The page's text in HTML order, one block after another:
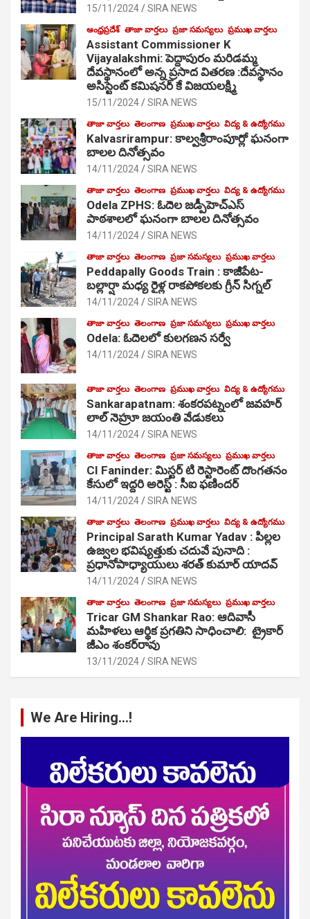
15/11/2024 SIRA NEWS
ఆంధ్రప్రదేశ్ తాజా వార్తలు ప్రజా సమస్యలు ప్రముఖ వార్తలు
Assistant Commissioner K
Vijayalakshmi: పెద్దాపురం మరిడమ్మ
దేవస్థానంలో అన్న ప్రసాద వితరణ :దేవస్థానం
అసిస్టెంట్ కమిషనర్ కే విజయలక్ష్మి
15/11/2024 SIRA NEWS
తాజా వార్తలు తెలంగాణ ప్రముఖ వార్తలు విద్య & ఉద్యోగము
Kalvasrirampur: కాల్వశ్రీరాంపూర్లో ఘనంగా
బాలల దినోత్సవం
14/11/2024 SIRA NEWS
తాజా వార్తలు తెలంగాణ ప్రముఖ వార్తలు విద్య & ఉద్యోగము
Odela ZPHS: ఓదెల జ‌డ్పీహెచ్ఎస్
పాఠ‌శాల‌లో ఘనంగా బాలల దినోత్సవం
14/11/2024 SIRA NEWS
తాజా వార్తలు తెలంగాణ ప్రజా సమస్యలు ప్రముఖ వార్తలు
Peddapally Goods Train : కాజీపేట-
బల్లార్షా మధ్య రైళ్ల రాకపోకలకు గ్రీన్ సిగ్నల్
14/11/2024 SIRA NEWS
తాజా వార్తలు తెలంగాణ ప్రజా సమస్యలు ప్రముఖ వార్తలు
Odela: ఓదెలలో కులగణన సర్వే
14/11/2024 SIRA NEWS
తాజా వార్తలు తెలంగాణ ప్రముఖ వార్తలు విద్య & ఉద్యోగము
Sankarapatnam: శంకరపట్నంలో జవహర్
లాల్ నెహ్రూ జయంతి వేడుకలు
14/11/2024 SIRA NEWS
తాజా వార్తలు తెలంగాణ ప్రజా సమస్యలు ప్రముఖ వార్తలు
CI Faninder: మిస్టర్ టి రెస్టారెంట్ దొంగతనం
కేసులో ఇద్దరి అరెస్ట్ : సీఐ ఫణిందర్
14/11/2024 SIRA NEWS
తాజా వార్తలు తెలంగాణ ప్రముఖ వార్తలు విద్య & ఉద్యోగము
Principal Sarath Kumar Yadav : పిల్లల
ఉజ్వల భవిష్యత్తుకు చదువే పునాది :
ప్రధానోపాధ్యాయులు శరత్ కుమార్ యాదవ్
14/11/2024 SIRA NEWS
తాజా వార్తలు తెలంగాణ ప్రజా సమస్యలు ప్రముఖ వార్తలు
Tricar GM Shankar Rao: ఆదివాసీ
మహిళలు ఆర్థిక ప్రగతిని సాధించాలి: ట్రైకార్
జీఎం శంకర్‌రావు
13/11/2024 SIRA NEWS
We Are Hiring…!